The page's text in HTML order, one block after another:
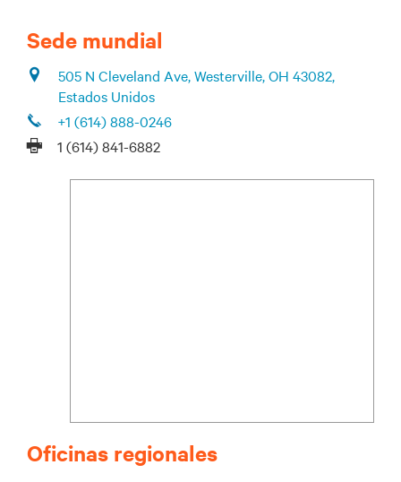
Sede mundial
505 N Cleveland Ave, Westerville, OH 43082,
Estados Unidos
+1 (614) 888-0246
1 (614) 841-6882
Oficinas regionales